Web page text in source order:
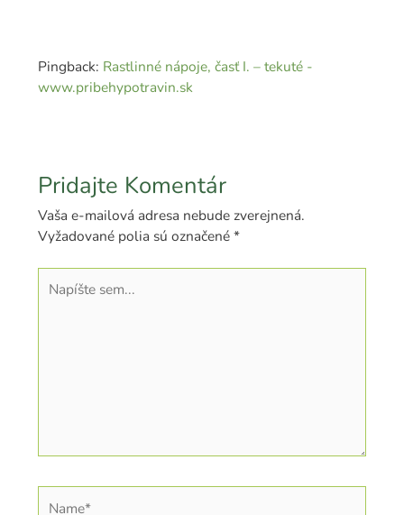
Pingback: Rastlinné nápoje, časť I. – tekuté -
www.pribehypotravin.sk
Pridajte Komentár
Vaša e-mailová adresa nebude zverejnená.
Vyžadované polia sú označené*
sem...